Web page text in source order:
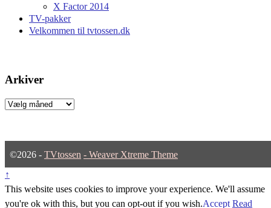
X Factor 2014
TV-pakker
Velkommen til tvtossen.dk
Arkiver
Arkiver
©2026 - TVtossen - Weaver Xtreme Theme
↑
This website uses cookies to improve your experience. We'll assume
you're ok with this, but you can opt-out if you wish.Accept Read